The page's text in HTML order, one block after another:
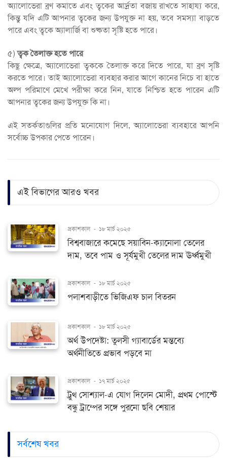
অ্যালোভেরা ব্রণ কমাতে এবং ত্বকের আর্দ্রতা বজায় রাখতে সাহায্য করে,
কিন্তু যদি এটি আপনার ত্বকের জন্য উপযুক্ত না হয়, তবে সমস্যা বাড়তে
পারে এবং ত্বকে অ্যালার্জি বা শুষ্কতা সৃষ্টি হতে পারে।
৫)ত্বক তৈলাক্ত হতে পারে
কিছু ক্ষেত্রে, অ্যালোভেরা ত্বককে তৈলাক্ত করে দিতে পারে, যা ব্রণ সৃষ্টি
করতে পারে। তাই অ্যালোভেরা ব্যবহার করার আগে কানের নিচে বা হাতে
অল্প পরিমাণে মেখে পরীক্ষা করে নিন, যাতে নিশ্চিত হতে পারেন এটি
আপনার ত্বকের জন্য উপযুক্ত কি না।
এই সতর্কতাগুলির প্রতি মনোযোগ দিলে, অ্যালোভেরা ব্যবহারে আপনি
সর্বোচ্চ উপকার পেতে পারেন।
এই বিভাগের আরও খবর
প্রকাশকাল - ১৮ মার্চ ২০২৫
বিশ্ববাজারে কমেছে সয়াবিন-ক্যানোলা তেলের
দাম, তবে পাম ও সূর্যমুখী তেলের দাম ঊর্ধ্বমুখী
প্রকাশকাল - ১৮ মার্চ ২০২৫
পলাশবাড়ীতে ভিজিএফ চাল বিতরন
প্রকাশকাল - ১৮ মার্চ ২০২৫
অর্থ উপদেষ্টা: তুলসী গ্যাবার্ডের মন্তব্যে
অর্থনীতিতে প্রভাব পড়বে না
প্রকাশকাল - ১৭ মার্চ ২০২৫
ট্রুথ সোশ্যাল-এ যোগ দিলেন মোদী, প্রথম পোস্টে
বন্ধু ট্রাম্পের সঙ্গে পুরনো ছবি শেয়ার
সর্বশেষ খবর